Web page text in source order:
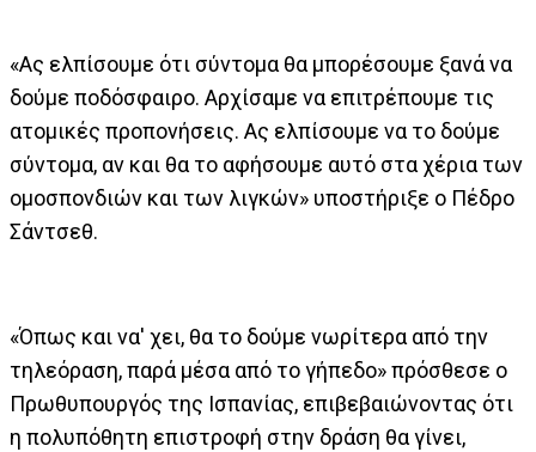
«Ας ελπίσουμε ότι σύντομα θα μπορέσουμε ξανά να
δούμε ποδόσφαιρο. Αρχίσαμε να επιτρέπουμε τις
ατομικές προπονήσεις. Ας ελπίσουμε να το δούμε
σύντομα, αν και θα το αφήσουμε αυτό στα χέρια των
ομοσπονδιών και των λιγκών» υποστήριξε ο Πέδρο
Σάντσεθ.
«Όπως και να' χει, θα το δούμε νωρίτερα από την
τηλεόραση, παρά μέσα από το γήπεδο» πρόσθεσε ο
Πρωθυπουργός της Ισπανίας, επιβεβαιώνοντας ότι
η πολυπόθητη επιστροφή στην δράση θα γίνει,